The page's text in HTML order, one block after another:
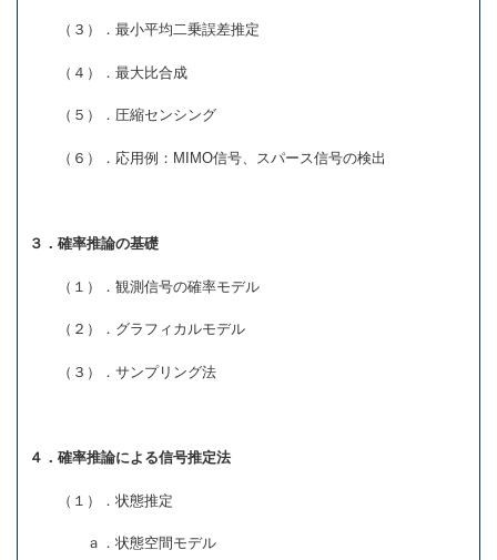
（３）．最小平均二乗誤差推定
（４）．最大比合成
（５）．圧縮センシング
（６）．応用例：MIMO信号、スパース信号の検出
３．確率推論の基礎
（１）．観測信号の確率モデル
（２）．グラフィカルモデル
（３）．サンプリング法
４．確率推論による信号推定法
（１）．状態推定
ａ．状態空間モデル